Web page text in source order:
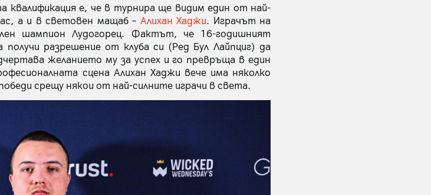
квалификация е, че в турнира ще видим един от най-
а и в световен мащаб – Алихан Хаджи. Играчът на
шампион Лудогорец. Фактът, че 16-годишният
разрешение от клуба си (Ред Бул Лайпциг) да
желанието му за успех и го превръща в един
сцена Алихан Хаджи вече има няколко
срещу някои от най-силните играчи в света.